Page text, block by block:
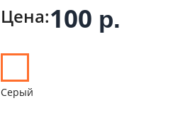
Цена:100 р.
Серый